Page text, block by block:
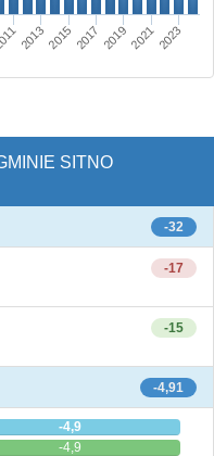
20132015 2017 201920212023
SITNO
-32
-17
-15
-4,91
-4,9
-4,9